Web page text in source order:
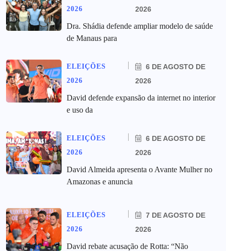
2026
2026
Dra. Shádia defende ampliar modelo de saúde
de Manaus para
ELEIÇÕES
2026
6 DE AGOSTO DE
2026
David defende expansão da internet no interior
e uso da
ELEIÇÕES
2026
6 DE AGOSTO DE
2026
David Almeida apresenta o Avante Mulher no
Amazonas e anuncia
ELEIÇÕES
2026
7 DE AGOSTO DE
2026
David rebate acusação de Rotta: “Não